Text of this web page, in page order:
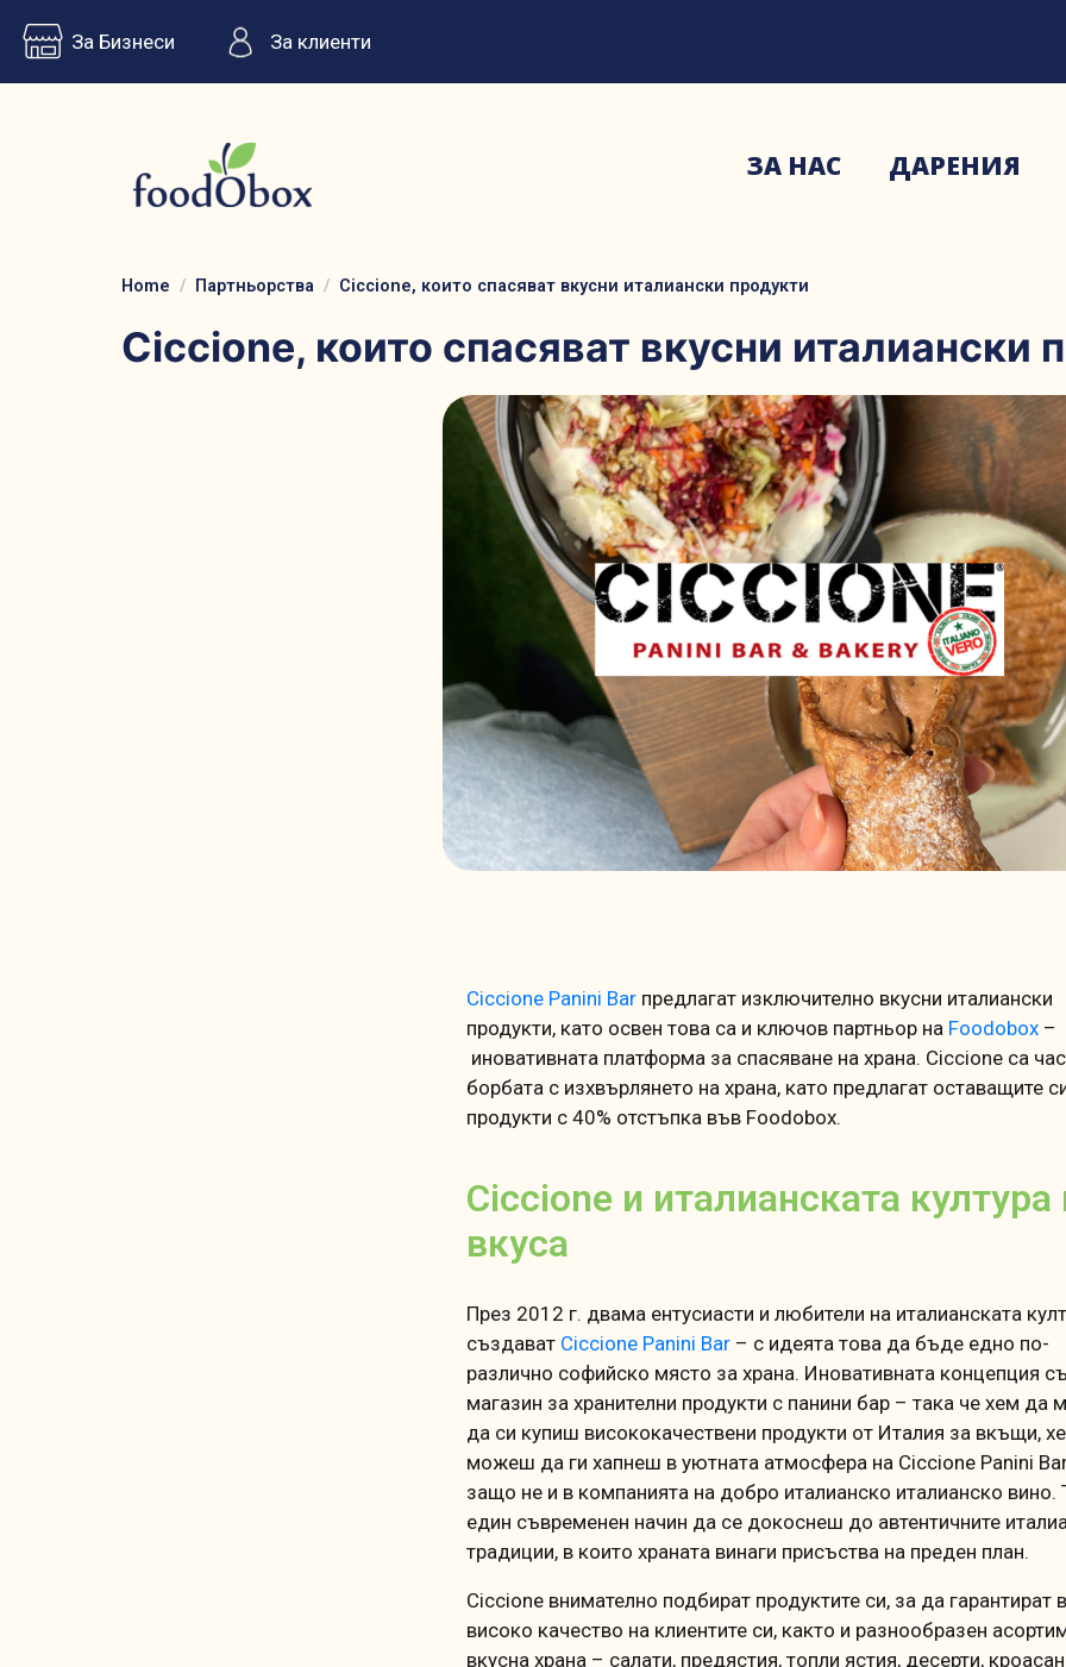
За Бизнеси За клиенти
ЗА НАС ДАРЕНИЯ
Home Партньорства Ciccione, които спасяват вкусни италиански продукти
Ciccione, които спасяват вкусни италиански
Ciccione Panini Bar предлагат изключително вкусни италиански
продукти, като освен това са и ключов партньор на Foodobox –
иновативната платформа за спасяване на храна. Ciccione са
борбата с изхвърлянето на храна, като предлагат оставащите
продукти с 40% отстъпка във Foodobox.
Ciccione и италианската култура
вкуса
През 2012 г. двама ентусиасти и любители на италианската
създават Ciccione Panini Bar – с идеята това да бъде едно по-
различно софийско място за храна. Иновативната концепция
магазин за хранителни продукти с панини бар – така че хем
да си купиш висококачествени продукти от Италия за вкъщи,
можеш да ги хапнеш в уютната атмосфера на Ciccione Panini
защо не и в компанията на добро италианско италианско вино.
един съвременен начин да се докоснеш до автентичните
традиции, в които храната винаги присъства на преден план.
Ciccione внимателно подбират продуктите си, за да гарантират
високо качество на клиентите си, както и разнообразен
вкусна храна – салати, предястия, топли ястия, десерти,